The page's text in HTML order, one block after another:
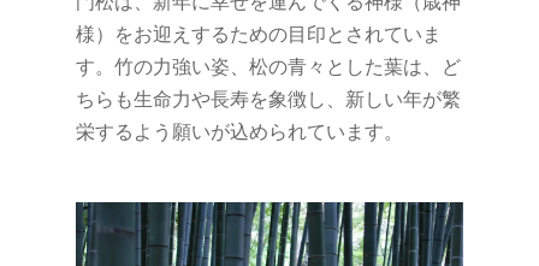
様）をお迎えするための目印とされていま
す。竹の力強い姿、松の青々とした葉は、ど
ちらも生命力や長寿を象徴し、新しい年が繁
栄するよう願いが込められています。